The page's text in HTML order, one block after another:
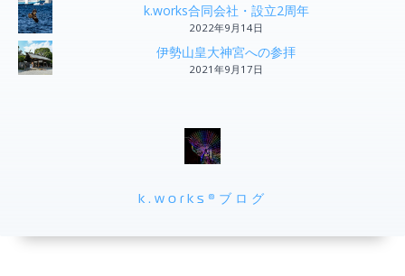
k.works合同会社・設立2周年
2022年9月14日
伊勢山皇大神宮への参拝
2021年9月17日
k.works®ブログ